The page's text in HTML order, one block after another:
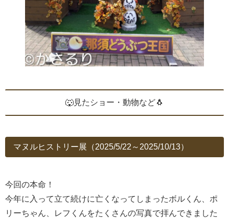
🐺見たショー・動物など🐧
マヌルヒストリー展（2025/5/22～2025/10/13）
今回の本命！
今年に入って立て続けに亡くなってしまったボルくん、ポ
リーちゃん、レフくんをたくさんの写真で拝んできました